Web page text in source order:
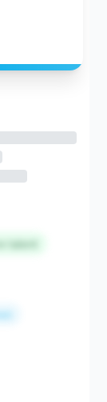
talent